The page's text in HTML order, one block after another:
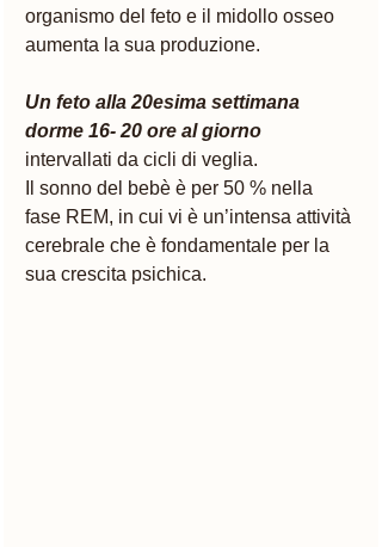
organismo del feto e il midollo osseo
aumenta la sua produzione.
Un feto alla 20esima settimana
dorme 16- 20 ore al giorno
intervallati da cicli di veglia.
Il sonno del bebè è per 50 % nella
fase REM, in cui vi è un’intensa attività
cerebrale che è fondamentale per la
sua crescita psichica.